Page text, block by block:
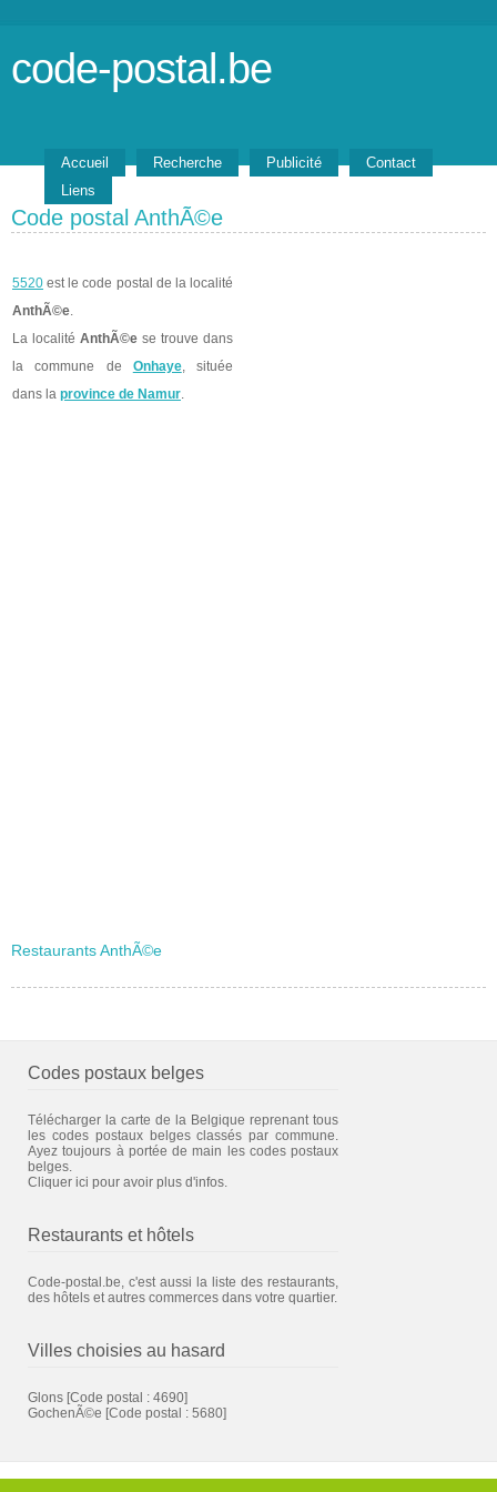
code-postal.be
Accueil Recherche Publicité
Contact
Liens
Code postal AnthÃ©e
5520 est le code postal de la localité
AnthÃ©e.
La localité AnthÃ©e se trouve dans
la commune de Onhaye, située
dans la province de Namur.
Restaurants AnthÃ©e
Codes postaux belges
Télécharger la carte de la Belgique reprenant tous
les codes postaux belges classés par commune.
Ayez toujours à portée de main les codes postaux
belges.
Cliquer ici pour avoir plus d'infos.
Restaurants et hôtels
Code-postal.be, c'est aussi la liste des restaurants,
des hôtels et autres commerces dans votre quartier.
Villes choisies au hasard
Glons [Code postal : 4690]
GochenÃ©e [Code postal : 5680]